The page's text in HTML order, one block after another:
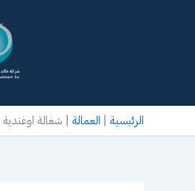
الرئيسية | العمالة | شغالة اوغندية